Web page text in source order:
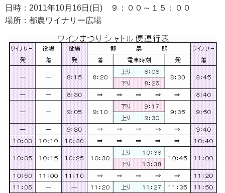
日時：2011年10月16日(日) ９：００～１５：００
場所：都農ワイナリー広場